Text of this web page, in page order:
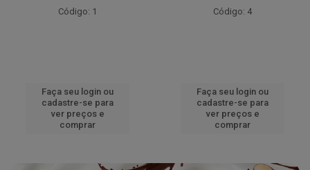
Código: 1
Faça seu login ou
cadastre-se para
ver preços e
comprar
Código: 4
Faça seu login ou
cadastre-se para
ver preços e
comprar